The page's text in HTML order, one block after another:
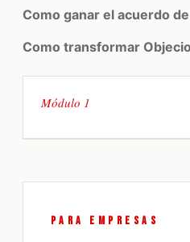
Como ganar el acuerdo
Como transformar
PARA EMPRESAS